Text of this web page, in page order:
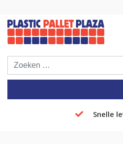
Plastic Pallet Plaza
Plastic Pallets Plaza, de nummer 1 in
Europa!
Snelle